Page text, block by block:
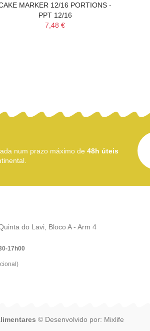
MARKER 12/16 PORTIONS -
PPT 12/16
7,48 €
num prazo máximo de 48h úteis
do Lavi, Bloco A - Arm 4
17h00
© Desenvolvido por: Mixlife